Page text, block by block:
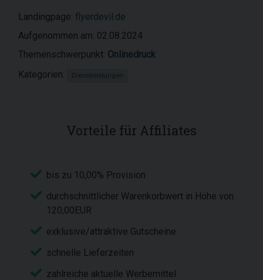
Landingpage: flyerdevil.de
Aufgenommen am: 02.08.2024
Themenschwerpunkt: Onlinedruck
Kategorien:
Dienstleistungen
Vorteile für Affiliates
bis zu 10,00% Provision
durchschnittlicher Warenkorbwert in Höhe von
120,00EUR
exklusive/attraktive Gutscheine
schnelle Lieferzeiten
zahlreiche aktuelle Werbemittel